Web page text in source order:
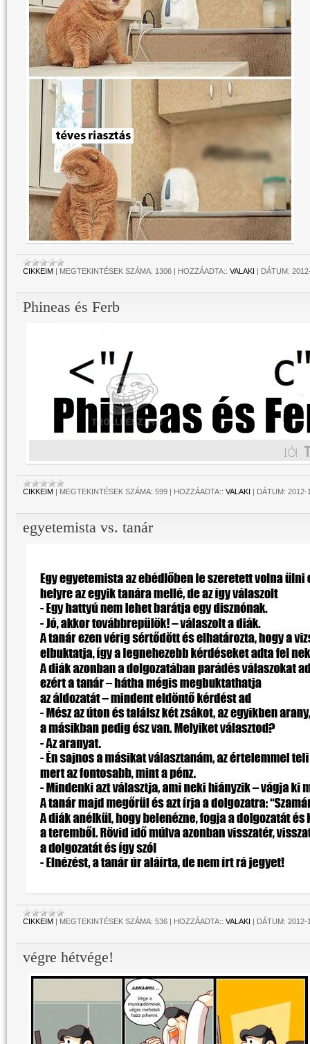
CIKKEIM | MEGTEKINTÉSEK SZÁMA: 1306 | HOZZÁADTA:: VALAKI | DÁTUM:
Phineas és Ferb
CIKKEIM | MEGTEKINTÉSEK SZÁMA: 599 | HOZZÁADTA:: VALAKI | DÁTUM: 2012-
egyetemista vs. tanár
CIKKEIM | MEGTEKINTÉSEK SZÁMA: 536 | HOZZÁADTA:: VALAKI | DÁTUM: 2012-
végre hétvége!